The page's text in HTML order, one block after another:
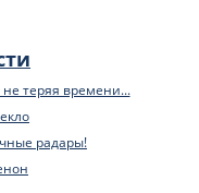
теряя времени...
радары!